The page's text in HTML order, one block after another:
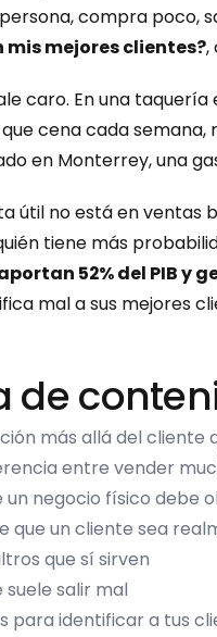
compra poco,
mis mejores clientes?,
caro. En una
cena cada semana,
en Monterrey, una
útil no está en ventas
tiene más
52% del PIB y
mal a sus mejores
de
más allá del cliente
entre vender
un negocio físico debe
que un cliente sea
que sí sirven
suele salir mal
para identificar a tus